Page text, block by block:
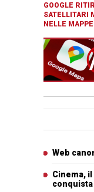
GOOGLE
SATELLITARI
NELLE MAPPE
Web
Cinema,